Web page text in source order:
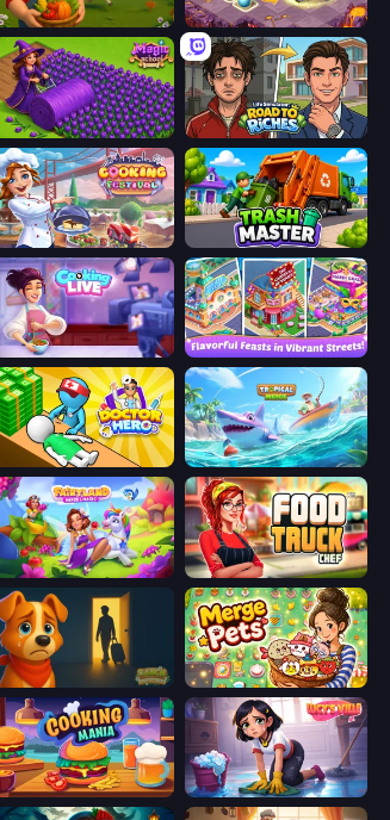
Happy Farm Mergest Kingdom
Magic School Life Simulator: Road to Riches
Cooking Festival Trash Master
Cooking Live Mom's Diary 2
Doctor Hero Tropical Merge
Fairyland Merge & Magic Food Truck Chef™: A Fun Cooking Game
Ranch Adventures Merge Pets
Cooking Mania Lucy’s Ville